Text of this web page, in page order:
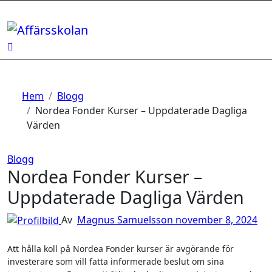
till
innehåll
Hem
Blogg
Nordea Fonder Kurser – Uppdaterade Dagliga
Värden
Blogg
Nordea Fonder Kurser –
Uppdaterade Dagliga Värden
Av Magnus Samuelsson november 8, 2024
Att hålla koll på Nordea Fonder kurser är avgörande för
investerare som vill fatta informerade beslut om sina